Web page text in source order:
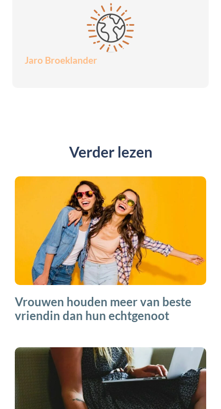
Jaro Broeklander
Verder lezen
Vrouwen houden meer van beste
vriendin dan hun echtgenoot